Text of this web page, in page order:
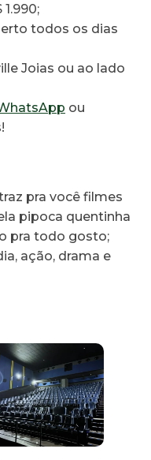
todos os dias
Joias ou ao lado
ou
pra você filmes
pipoca quentinha
pra todo gosto;
ação, drama e